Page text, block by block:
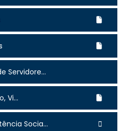
Servidore...
Vi...
Socia...